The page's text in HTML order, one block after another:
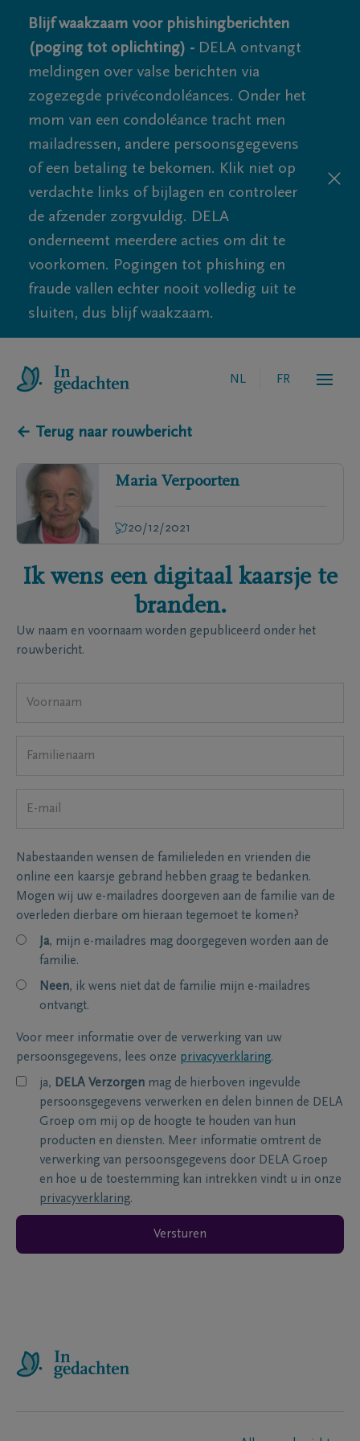
Blijf waakzaam voor phishingberichten
(poging tot oplichting) - DELA ontvangt
meldingen over valse berichten via
zogezegde privécondoléances. Onder het
mom van een condoléance tracht men
mailadressen, andere persoonsgegevens
of een betaling te bekomen. Klik niet op
verdachte links of bijlagen en controleer
de afzender zorgvuldig. DELA
onderneemt meerdere acties om dit te
voorkomen. Pogingen tot phishing en
fraude vallen echter nooit volledig uit te
sluiten, dus blijf waakzaam.
NL FR
← Terug naar rouwbericht
Maria Verpoorten
20/12/2021
Ik wens een digitaal kaarsje te
branden.
Uw naam en voornaam worden gepubliceerd onder het
rouwbericht.
Nabestaanden wensen de familieleden en vrienden die
online een kaarsje gebrand hebben graag te bedanken.
Mogen wij uw e-mailadres doorgeven aan de familie van de
overleden dierbare om hieraan tegemoet te komen?
Ja, mijn e-mailadres mag doorgegeven worden aan de
familie.
Neen, ik wens niet dat de familie mijn e-mailadres
ontvangt.
Voor meer informatie over de verwerking van uw
persoonsgegevens, lees onze privacyverklaring.
ja, DELA Verzorgen mag de hierboven ingevulde
persoonsgegevens verwerken en delen binnen de DELA
Groep om mij op de hoogte te houden van hun
producten en diensten. Meer informatie omtrent de
verwerking van persoonsgegevens door DELA Groep
en hoe u de toestemming kan intrekken vindt u in onze
privacyverklaring.
Versturen